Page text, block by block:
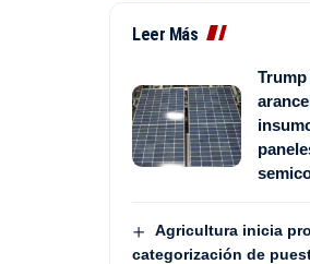
Leer Más
Agricultura inicia
categorización de